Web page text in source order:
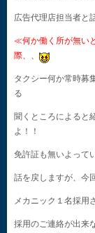
広告代理店担当者と
≪何か働く所が無い
際、、
タクシー何か常時募
る
聞くところによると
よ！！
免許証も無いよって
話を戻しますが、今
メカニック１名採用
採用のご連絡が出来